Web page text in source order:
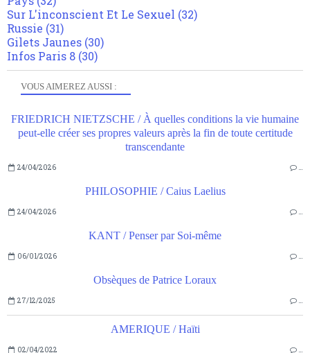
VOUS AIMEREZ AUSSI :
FRIEDRICH NIETZSCHE / À quelles conditions la vie humaine
peut-elle créer ses propres valeurs après la fin de toute certitude
transcendante
24/04/2026 …
PHILOSOPHIE / Caius Laelius
24/04/2026 …
KANT / Penser par Soi-même
06/01/2026 …
Obsèques de Patrice Loraux
27/12/2025 …
AMERIQUE / Haïti
02/04/2022 …
Sur L'inconscient Et Le Sexuel (32)
Russie (31)
Gilets Jaunes (30)
Infos Paris 8 (30)